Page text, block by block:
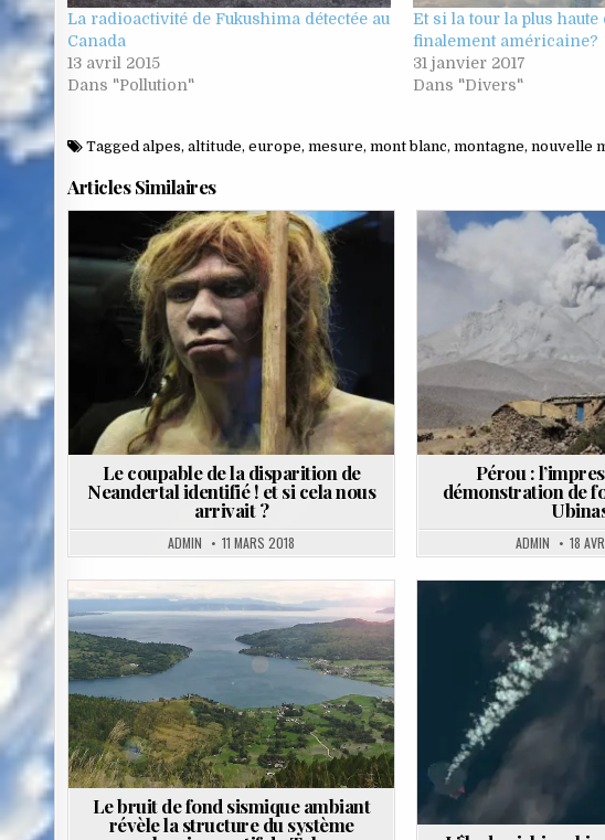
La radioactivité de Fukushima détectée au
Canada
13 avril 2015
Dans "Pollution"
Et si la tour la plus
finalement américaine?
31 janvier 2017
Dans "Divers"
Taggedalpes,altitude,europe,mesure,mont blanc,montagne,nouvelle
Articles Similaires
Posted
Le coupable de la disparition de
Neandertal identifié ! et si cela nous
arrivait ?
ADMIN 11 MARS 2018
Pérou :
démonstration de
ADMIN 18
in
Le bruit de fond sismique ambiant
révèle la structure du système
Posted
in